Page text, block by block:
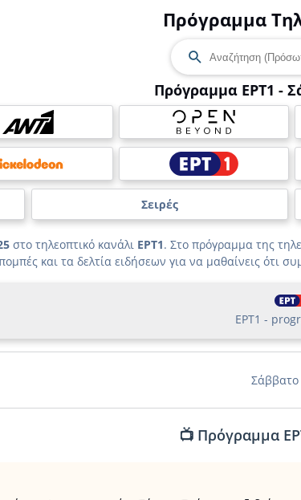
Πρόγραμμα
Πρόγραμμα ΕΡΤ1 -
Σειρές
στο τηλεοπτικό κανάλι ΕΡΤ1. Στο πρόγραμμα της
και τα δελτία ειδήσεων για να μαθαίνεις ότι
ΕΡΤ1 -
Σάββατο
📺 Πρόγραμμα